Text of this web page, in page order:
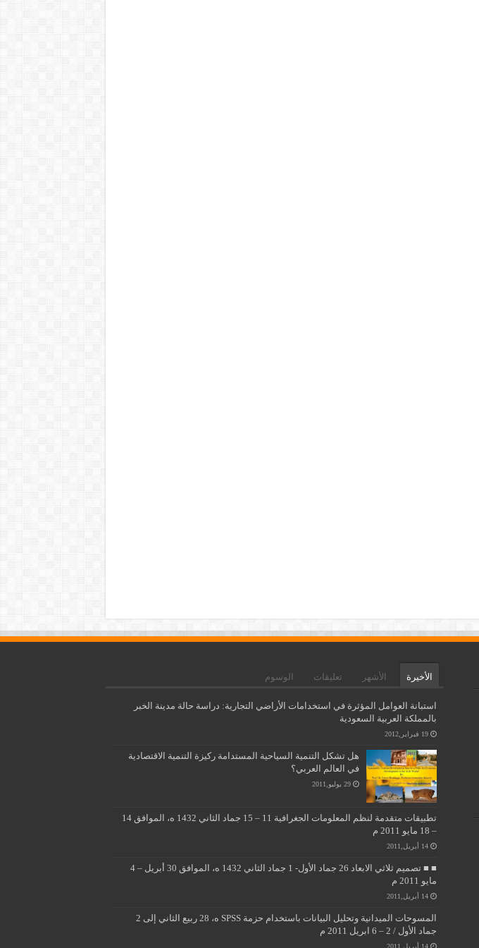
الأخيرة الأشهر تعليقات الوسوم
استبانة العوامل المؤثرة في استخدامات الأراضي التجارية: دراسة حالة مدينة الخبر
بالمملكة العربية السعودية
19 فبراير,2012
هل تشكل التنمية السياحية المستدامة ركيزة التنمية الاقتصادية
في العالم العربي؟
29 يوليو,2011
تطبيقات متقدمة لنظم المعلومات الجغرافية 11 – 15 جماد الثاني 1432 ه، الموافق 14
– 18 مايو 2011 م
14 أبريل,2011
■ ■ تصميم ثلاثي الابعاد 26 جماد الأول- 1 جماد الثاني 1432 ه، الموافق 30 أبريل – 4
مايو 2011 م
14 أبريل,2011
المسوحات الميدانية وتحليل البيانات باستخدام حزمة SPSS ه، 28 ربيع الثاني إلى 2
جماد الأول / 2 – 6 ابريل 2011 م
14 أبريل,2011